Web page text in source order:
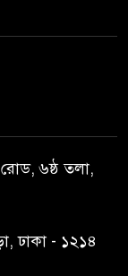
মিলল আরও ১৯
বিএসএফের
৬ষ্ঠ তলা,
ঢাকা - ১২১৪